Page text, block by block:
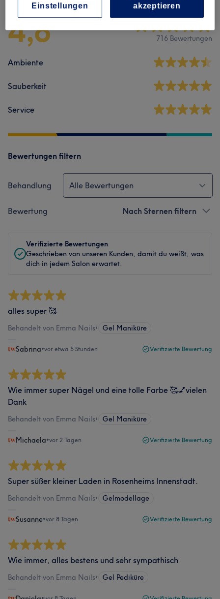
4,8 716 Bewertungen
Ambiente
Sauberkeit
Service
Bewertungen filtern
Behandlung Alle Bewertungen
Bewertung Nach Sternen filtern
Verifizierte Bewertungen
Geschrieben von unseren Kunden, damit du weißt, was
dich in jedem Salon erwartet.
alles super 🥰
Behandelt von Emma Nails• Gel Maniküre
Sabrina•vor etwa 5 Stunden Verifizierte Bewertung
Wie immer super Nägel und eine tolle Farbe 🥰💅vielen
Dank
Behandelt von Emma Nails• Gel Maniküre
Michaela•vor 2 Tagen Verifizierte Bewertung
Super süßer kleiner Laden in Rosenheims Innenstadt.
Behandelt von Emma Nails• Gelmodellage
Susanne•vor 8 Tagen Verifizierte Bewertung
Wie immer, alles bestens und sehr sympathisch
Behandelt von Emma Nails• Gel Pediküre
Einstellungen
akzeptieren